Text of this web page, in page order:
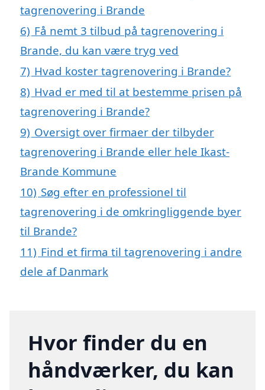
tagrenovering i Brande
6) Få nemt 3 tilbud på tagrenovering i
Brande, du kan være tryg ved
7) Hvad koster tagrenovering i Brande?
8) Hvad er med til at bestemme prisen på
tagrenovering i Brande?
9) Oversigt over firmaer der tilbyder
tagrenovering i Brande eller hele Ikast-
Brande Kommune
10) Søg efter en professionel til
tagrenovering i de omkringliggende byer
til Brande?
11) Find et firma til tagrenovering i andre
dele af Danmark
Hvor finder du en
håndværker, du kan